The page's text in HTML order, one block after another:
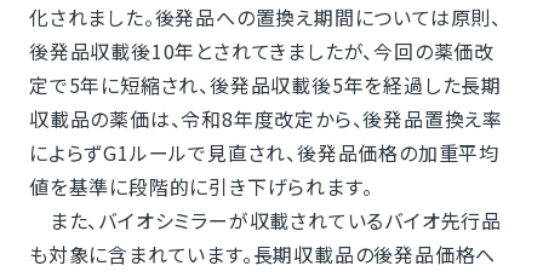
化されました。後発品への置換え期間については原則、
後発品収載後10年とされてきましたが、今回の薬価改
定で5年に短縮され、後発品収載後5年を経過した長期
収載品の薬価は、令和8年度改定から、後発品置換え率
によらずG1ルールで見直され、後発品価格の加重平均
値を基準に段階的に引き下げられます。
また、バイオシミラーが収載されているバイオ先行品
も対象に含まれています。長期収載品の後発品価格へ